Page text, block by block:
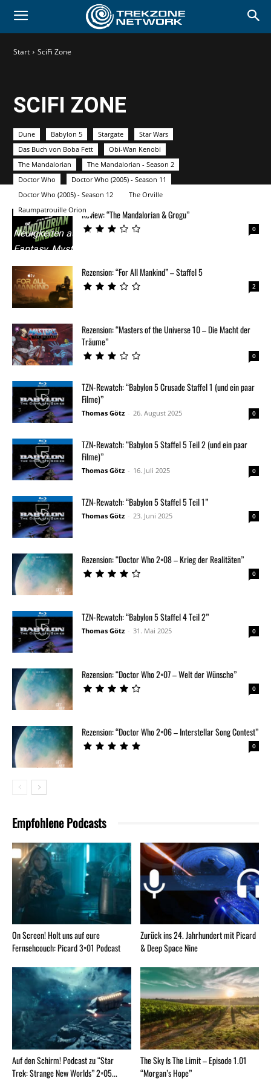
Start SciFi Zone
SCIFI ZONE
Dune Babylon 5 Stargate
Star Wars
Das Buch von Boba Fett
Obi-Wan Kenobi
The Mandalorian
The Mandalorian - Season 2
Doctor Who
Doctor Who (2005) - Season 11
Doctor Who (2005) - Season 12
The Orville
Raumpatrouille Orion
Neuigkeiten aus der Welt von Science-Fiction,
Fantasy, Mystery und Horror
Review: “The Mandalorian & Grogu”
0
Rezension: “For All Mankind” – Staffel 5
2
Rezension: “Masters of the Universe 10 – Die Macht der
Träume”
0
TZN-Rewatch: “Babylon 5 Crusade Staffel 1 (und ein paar
Filme)”
Thomas Götz - 26. August 2025 0
TZN-Rewatch: “Babylon 5 Staffel 5 Teil 2 (und ein paar
Filme)”
Thomas Götz - 16. Juli 2025 0
TZN-Rewatch: “Babylon 5 Staffel 5 Teil 1”
Thomas Götz - 23. Juni 2025 0
Rezension: “Doctor Who 2×08 – Krieg der Realitäten”
0
TZN-Rewatch: “Babylon 5 Staffel 4 Teil 2”
Thomas Götz - 31. Mai 2025 0
Rezension: “Doctor Who 2×07 – Welt der Wünsche”
0
Rezension: “Doctor Who 2×06 – Interstellar Song Contest”
0
Empfohlene Podcasts
On Screen! Holt uns auf eure
Fernsehcouch: Picard 3×01 Podcast
Zurück ins 24. Jahrhundert mit Picard
& Deep Space Nine
Auf den Schirm! Podcast zu “Star
Trek: Strange New Worlds” 2×05...
The Sky Is The Limit – Episode 1.01
“Morgan’s Hope”